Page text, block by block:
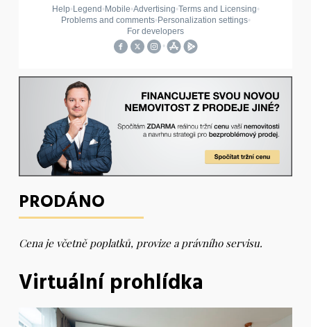
PRODÁNO
Cena je včetně poplatků, provize a právního servisu.
Virtuální prohlídka